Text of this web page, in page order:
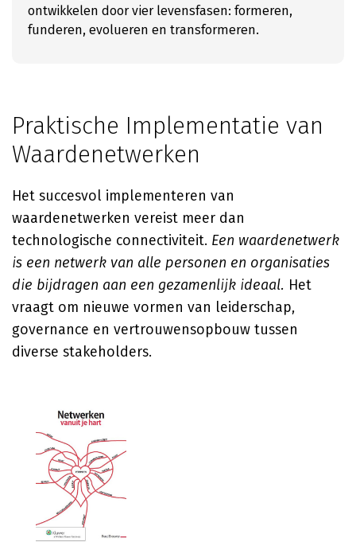
ontwikkelen door vier levensfasen: formeren,
funderen, evolueren en transformeren.
Praktische Implementatie van
Waardenetwerken
Het succesvol implementeren van
waardenetwerken vereist meer dan
technologische connectiviteit. Een waardenetwerk
is een netwerk van alle personen en organisaties
die bijdragen aan een gezamenlijk ideaal. Het
vraagt om nieuwe vormen van leiderschap,
governance en vertrouwensopbouw tussen
diverse stakeholders.